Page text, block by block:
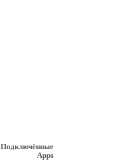
Подключённые
Apps